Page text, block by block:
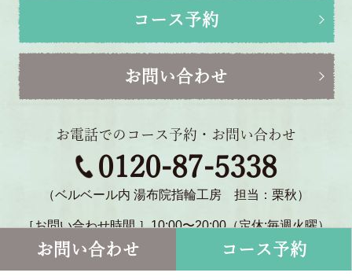
コース予約
お問い合わせ
お電話でのコース予約・お問い合わせ
0120-87-5338
（ベルベール内 湯布院指輪工房 担当：栗秋）
［お問い合わせ時間 ］10:00〜20:00（定休:毎週火曜）
〒879-5114 大分県由布市湯布院町川北1770-2
お問い合わせ コース予約